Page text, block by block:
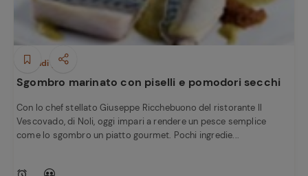
Secondi piatti
Sgombro marinato con piselli e pomodori secchi
Con lo chef stellato Giuseppe Ricchebuono del ristorante Il
Vescovado, di Noli, oggi impari a rendere un pesce semplice
come lo sgombro un piatto gourmet. Pochi ingredie...